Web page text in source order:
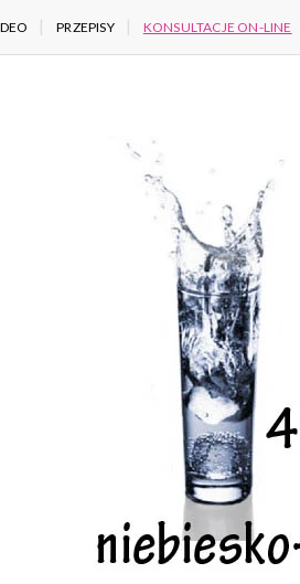
PRZEPISY KONSULTACJE ON-LINE